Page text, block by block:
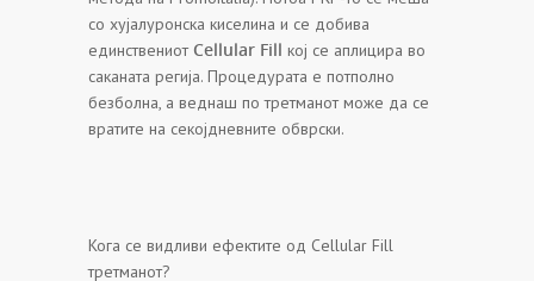
со хујалуронска киселина и се добива
единствениот Cellular Fill кој се аплицира во
саканата регија. Процедурата е потполно
безболна, а веднаш по третманот може да се
вратите на секојдневните обврски.
Кога се видливи ефектите од Cellular Fill
третманот?